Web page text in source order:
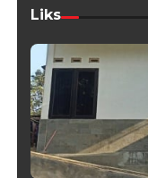
Liks